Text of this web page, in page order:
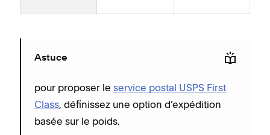
Astuce
pour proposer le service postal USPS First
Class, définissez une option d’expédition
basée sur le poids.